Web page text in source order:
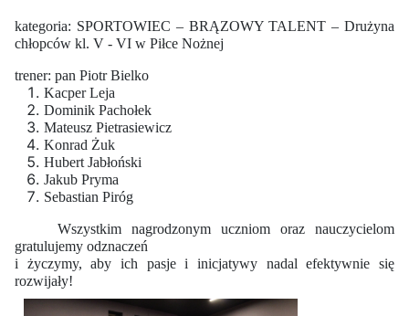
kategoria: SPORTOWIEC – BRĄZOWY TALENT – Drużyna
chłopców kl. V - VI w Piłce Nożnej
trener: pan Piotr Bielko
Kacper Leja
Dominik Pachołek
Mateusz Pietrasiewicz
Konrad Żuk
Hubert Jabłoński
Jakub Pryma
Sebastian Piróg
Wszystkim nagrodzonym uczniom oraz nauczycielom
gratulujemy odznaczeń
i życzymy, aby ich pasje i inicjatywy nadal efektywnie się
rozwijały!